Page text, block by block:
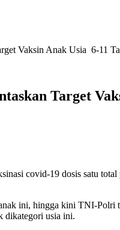
Vaksin Anak Usia 6-11
Target
covid-19 dosis satu
ini, hingga kini TNI-Polri
dikategori usia ini.